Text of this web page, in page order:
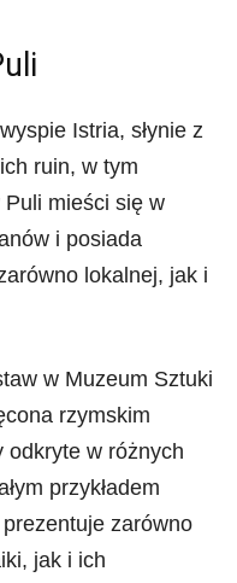
Istria, słynie z
ruin, w tym
mieści się w
i posiada
lokalnej, jak i
w Muzeum Sztuki
rzymskim
odkryte w różnych
przykładem
zarówno
jak i ich